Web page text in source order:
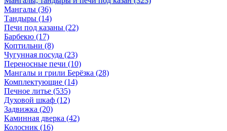
Мангалы (36)
Тандыры (14)
Печи под казаны (22)
Барбекю (17)
Коптильни (8)
Чугунная посуда (23)
Переносные печи (10)
Мангалы и грили Берёзка (28)
Комплектующие (14)
Печное литье (535)
Духовой шкаф (12)
Задвижка (20)
Каминная дверка (42)
Колосник (16)